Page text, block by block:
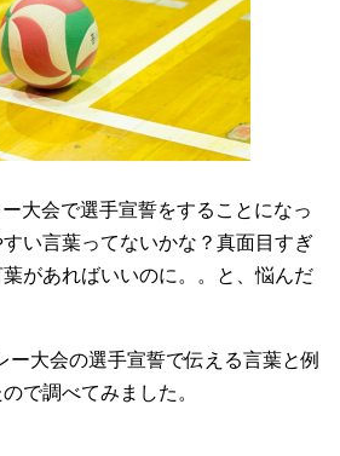
大会で選手宣誓をすることになっ
い言葉ってないかな？真面目すぎ
があればいいのに。。と、悩んだ
ー大会の選手宣誓で伝える言葉と例
で調べてみました。